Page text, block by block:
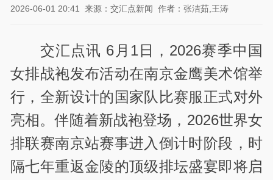
2026-06-01 20:41 来源：交汇点新闻 作者：张洁茹,王涛
交汇点讯 6月1日，2026赛季中国
女排战袍发布活动在南京金鹰美术馆举
行，全新设计的国家队比赛服正式对外
亮相。伴随着新战袍登场，2026世界女
排联赛南京站赛事进入倒计时阶段，时
隔七年重返金陵的顶级排坛盛宴即将启